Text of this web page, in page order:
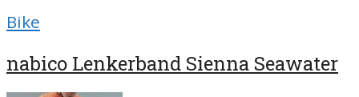
Bike
nabico Lenkerband Sienna Seawater